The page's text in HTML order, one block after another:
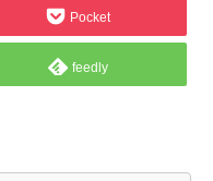
Pocket
feedly